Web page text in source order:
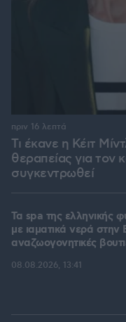
Τι έκανε η Κέιτ
θεραπείας για τον
συγκεντρωθεί
πριν 16 λεπτά
Τα spa της ελληνικής
με ιαματικά νερά στην
αναζωογονητικές
08.08.2026, 13:41